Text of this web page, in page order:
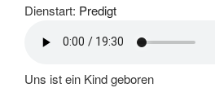
Dienstart: Predigt
Uns ist ein Kind geboren